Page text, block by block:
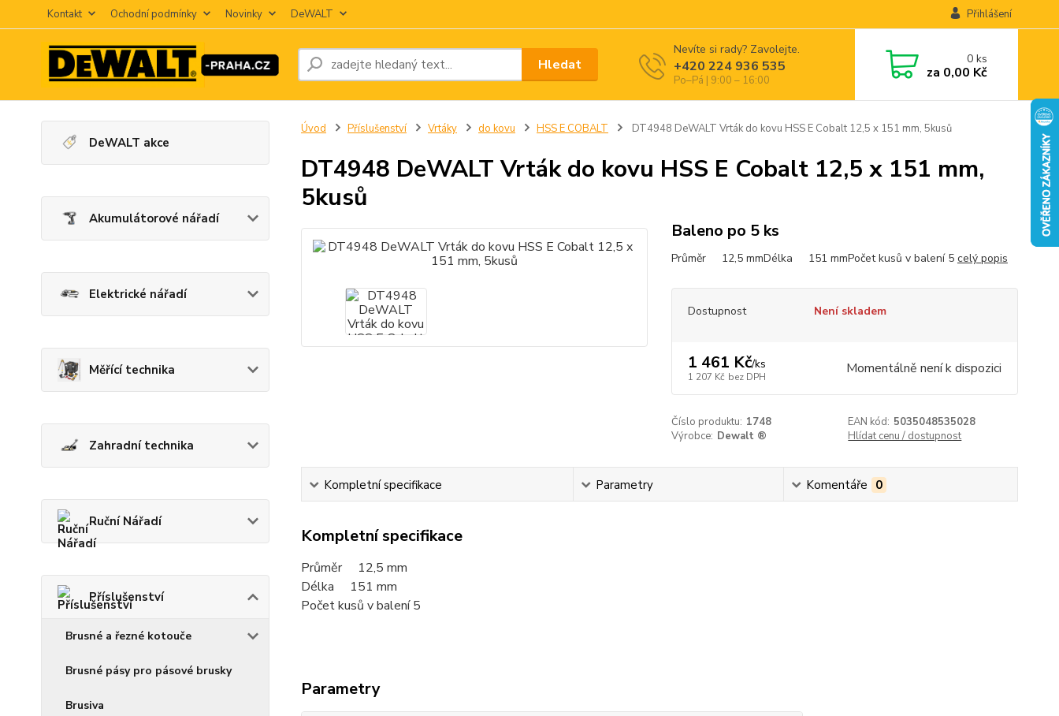
Kontakt Ochodní podmínky Novinky DeWALT Přihlášení
Hledat
Nevíte si rady? Zavolejte.
+420 224 936 535
Po–Pá | 9:00 – 16:00
0ks
za 0,00 Kč
DeWALT akce
Akumulátorové nářadí
Elektrické nářadí
Měřící technika
Zahradní technika
Ruční Nářadí
Příslušenství
Brusné a řezné kotouče
Brusné pásy pro pásové brusky
Brusiva
Úvod Příslušenství Vrtáky do kovu HSS E COBALT DT4948 DeWALT Vrták do kovu HSS E Cobalt 12,5 x 151 mm, 5kusů
DT4948 DeWALT Vrták do kovu HSS E Cobalt 12,5 x 151 mm,
5kusů
Baleno po 5 ks
Průměr 12,5 mmDélka 151 mmPočet kusů v balení 5 celý popis
Dostupnost Není skladem
1 461 Kč/ks
1 207 Kč bez DPH Momentálně není k dispozici
Číslo produktu: 1748 EAN kód: 5035048535028
Výrobce: Dewalt ® Hlídat cenu / dostupnost
Kompletní specifikace Parametry Komentáře 0
Kompletní specifikace
Průměr 12,5 mm
Délka 151 mm
Počet kusů v balení 5
Parametry